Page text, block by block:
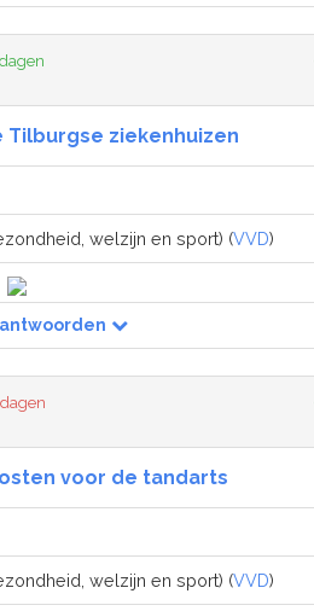
Tilburgse ziekenhuizen
welzijn en sport) (VVD)
voor de tandarts
welzijn en sport) (VVD)